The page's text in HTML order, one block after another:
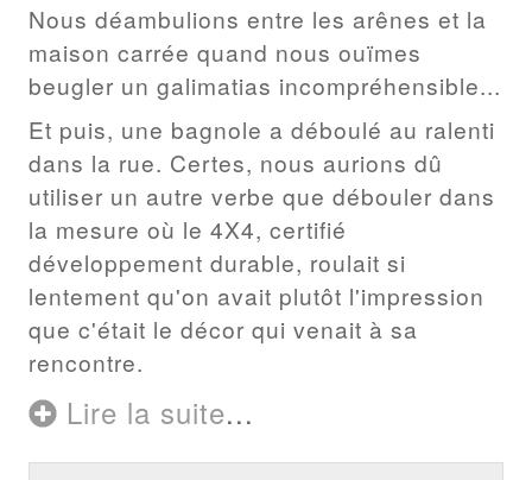
Nous déambulions entre les arênes et la
maison carrée quand nous ouïmes
beugler un galimatias incompréhensible...
Et puis, une bagnole a déboulé au ralenti
dans la rue. Certes, nous aurions dû
utiliser un autre verbe que débouler dans
la mesure où le 4X4, certifié
développement durable, roulait si
lentement qu'on avait plutôt l'impression
que c'était le décor qui venait à sa
rencontre.
Lire la suite...